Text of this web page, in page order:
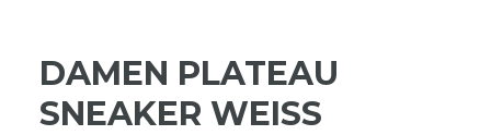
DAMEN PLATEAU
SNEAKER WEISS